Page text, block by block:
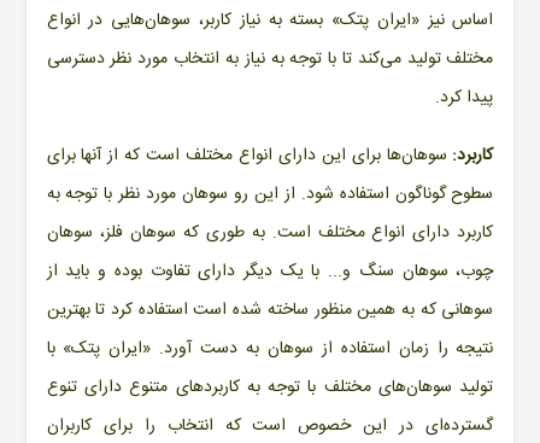
اساس نیز «ایران پتک» بسته به نیاز کاربر، سوهان‌هایی در انواع
مختلف تولید می‌کند تا با توجه به نیاز به انتخاب مورد نظر دسترسی
پیدا کرد.
کاربرد: سوهان‌ها برای این دارای انواع مختلف است که از آنها برای
سطوح گوناگون استفاده شود. از این رو سوهان مورد نظر با توجه به
کاربرد دارای انواع مختلف است. به طوری که سوهان فلز، سوهان
چوب، سوهان سنگ و... با یک دیگر دارای تفاوت بوده و باید از
سوهانی که به همین منظور ساخته شده است استفاده کرد تا بهترین
نتیجه را زمان استفاده از سوهان به دست آورد. «ایران پتک» با
تولید سوهان‌های مختلف با توجه به کاربردهای متنوع دارای تنوع
گسترده‌ای در این خصوص است که انتخاب را برای کاربران